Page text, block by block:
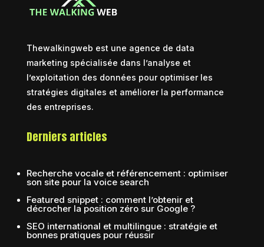
Thewalkingweb est une agence de data
marketing spécialisée dans l’analyse et
l’exploitation des données pour optimiser les
stratégies digitales et améliorer la performance
des entreprises.
Derniers articles
Recherche vocale et référencement : optimiser
son site pour la voice search
Featured snippet : comment l’obtenir et
décrocher la position zéro sur Google ?
SEO international et multilingue : stratégie et
bonnes pratiques pour réussir